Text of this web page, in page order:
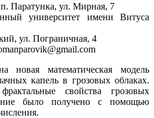
Паратунка, ул. Мирная, 7
университет имени Витуса
ул. Пограничная, 4
новая математическая модель
капель в грозовых облаках.
свойства грозовых
было получено с помощью